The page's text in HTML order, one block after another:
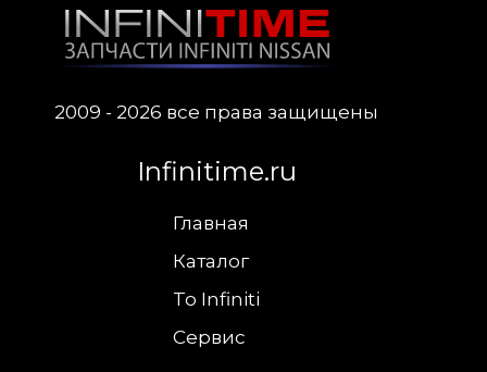
2009 - 2026 все права защищены
Infinitime.ru
Главная
Каталог
To Infiniti
Сервис